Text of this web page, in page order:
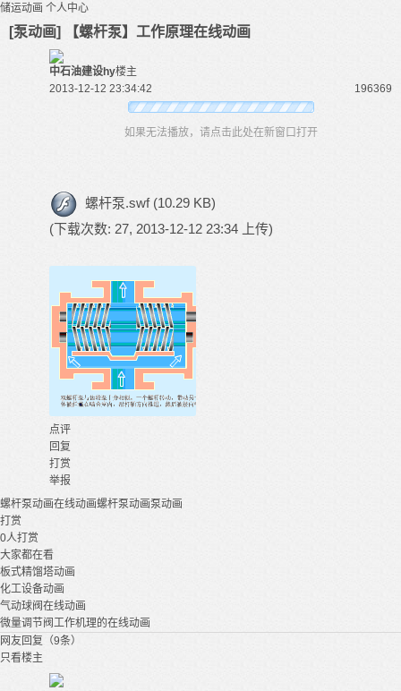
储运动画 个人中心
[泵动画] 【螺杆泵】工作原理在线动画
中石油建设hy楼主
2013-12-12 23:34:42
196369
如果无法播放，请点击此处在新窗口打开
螺杆泵.swf (10.29 KB)
(下载次数: 27, 2013-12-12 23:34 上传)
点评
回复
打赏
举报
螺杆泵动画在线动画螺杆泵动画泵动画
打赏
0人打赏
大家都在看
板式精馏塔动画
化工设备动画
气动球阀在线动画
微量调节阀工作机理的在线动画
网友回复（9条）
只看楼主